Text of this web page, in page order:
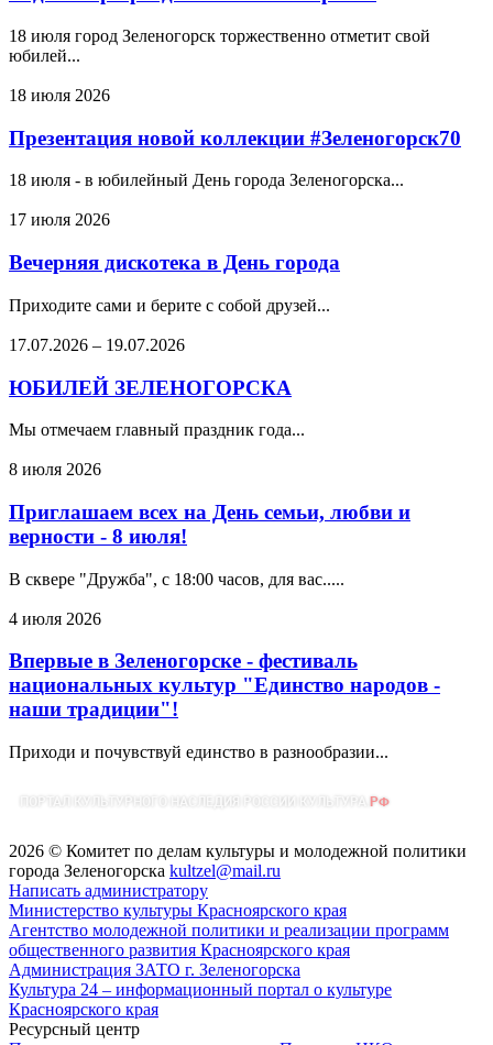
18 июля город Зеленогорск торжественно отметит свой
юбилей...
18 июля 2026
Презентация новой коллекции #Зеленогорск70
18 июля - в юбилейный День города Зеленогорска...
17 июля 2026
Вечерняя дискотека в День города
Приходите сами и берите с собой друзей...
17.07.2026 – 19.07.2026
ЮБИЛЕЙ ЗЕЛЕНОГОРСКА
Мы отмечаем главный праздник года...
8 июля 2026
Приглашаем всех на День семьи, любви и
верности - 8 июля!
В сквере "Дружба", с 18:00 часов, для вас.....
4 июля 2026
Впервые в Зеленогорске - фестиваль
национальных культур "Единство народов -
наши традиции"!
Приходи и почувствуй единство в разнообразии...
2026 © Комитет по делам культуры и молодежной политики
города Зеленогорска kultzel@mail.ru
Написать администратору
Министерство культуры Красноярского края
Агентство молодежной политики и реализации программ
общественного развития Красноярского края
Администрация ЗАТО г. Зеленогорска
Культура 24 – информационный портал о культуре
Красноярского края
Ресурсный центр